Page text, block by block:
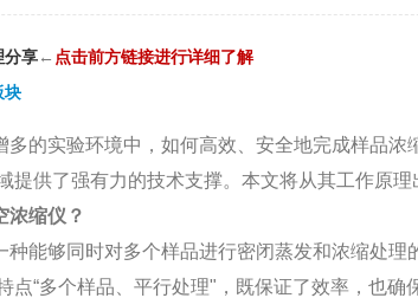
分享← 点击前方链接进行详细了解
块
多的实验环境中，如何高效、安全地完成样品浓
提供了强有力的技术支撑。本文将从其工作原理
浓缩仪？
种能够同时对多个样品进行密闭蒸发和浓缩处
点“多个样品、平行处理"，既保证了效率，也确